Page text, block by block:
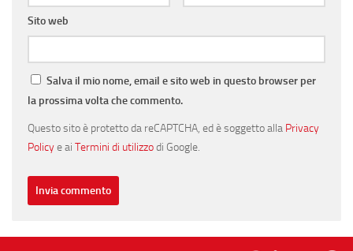
Sito web
Salva il mio nome, email e sito web in questo browser per
la prossima volta che commento.
Questo sito è protetto da reCAPTCHA, ed è soggetto alla Privacy
Policye ai Termini di utilizzodi Google.